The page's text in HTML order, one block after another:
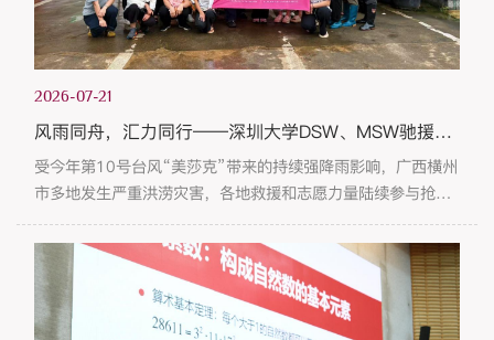
2026-07-21
风雨同舟，汇力同行——深圳大学DSW、MSW驰援广西横州抢险救灾志愿服务
受今年第10号台风“美莎克”带来的持续强降雨影响，广西横州
市多地发生严重洪涝灾害，各地救援和志愿力量陆续参与抢险
救灾与灾后恢复工作。深圳大学政府管理学院社会学系第一时
间主动对接中共广西壮族自治区委员会社会工作部，立足专业
优势，围绕抢险救灾统筹、受灾群众安置、慈善资源链接、志
愿服务动员管理等工作，提供专业咨询与技术支持，配合地方
开展救灾工作。学院迅速启动应急响应，动员师生力量，组建